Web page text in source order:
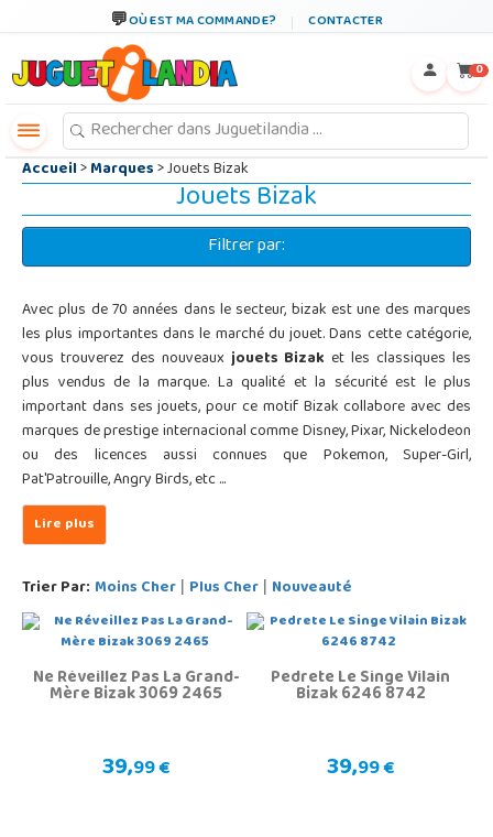
OÙ EST MA COMMANDE? CONTACTER
0
Accueil>Marques> Jouets Bizak
Jouets Bizak
Filtrer par:
Avec plus de 70 années dans le secteur, bizak est une des marques
les plus importantes dans le marché du jouet. Dans cette catégorie,
vous trouverez des nouveaux jouets Bizak et les classiques les
plus vendus de la marque. La qualité et la sécurité est le plus
important dans ses jouets, pour ce motif Bizak collabore avec des
marques de prestige internacional comme Disney, Pixar, Nickelodeon
ou des licences aussi connues que Pokemon, Super-Girl,
Pat'Patrouille, Angry Birds, etc ...
Trier Par: Moins Cher | Plus Cher | Nouveauté
Ne Réveillez Pas La Grand-
Mère Bizak 3069 2465
39,99 €
Pedrete Le Singe Vilain
Bizak 6246 8742
39,99 €